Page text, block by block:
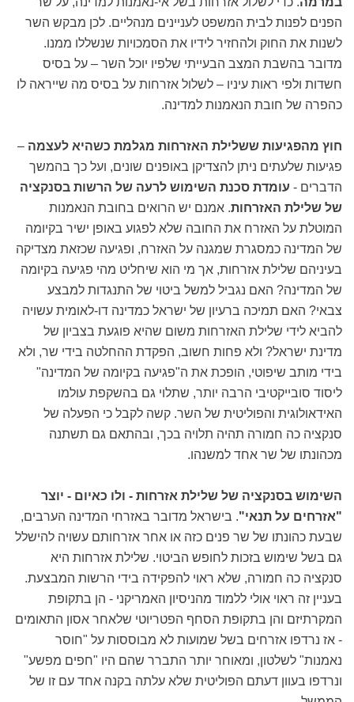
הפנים לפנות לבית המשפט לעניינים מנהליים. לכן מבקש השר
לשנות את החוק ולהחזיר לידיו את הסמכויות שנשללו ממנו.
מדובר בהשבת המצב הבעייתי שלפיו יוכל השר – על בסיס
חשדות ולפי ראות עיניו – לשלול אזרחות על בסיס מה שייראה לו
כהפרה של חובת הנאמנות למדינה.
חוץ מהפגיעות ששלילת האזרחות מגלמת כשהיא לעצמה –
פגיעות שלעתים ניתן להצדיקן באופנים שונים, ועל כך בהמשך
הדברים - עומדת סכנת השימוש לרעה של הרשות בסנקציה
של שלילת האזרחות. אמנם יש הרואים בחובת הנאמנות
המוטלת על האזרח את החובה שלא לפגוע באופן ישיר בקיומה
של המדינה כמסגרת שמגנה על האזרח, ופגיעה שכזאת מצדיקה
בעיניהם שלילת אזרחות, אך מי הוא שיחליט מהי פגיעה בקיומה
של המדינה? האם נגביל למשל ביטוי של התנגדות למבצע
צבאי? האם תמיכה ברעיון של ישראל כמדינה דו-לאומית עשויה
להביא לידי שלילת האזרחות משום שהיא פוגעת בצביון של
מדינת ישראל? ולא פחות חשוב, הפקדת ההחלטה בידי שר, ולא
בידי מותב שיפוטי, הופכת את ה"פגיעה בקיומה של המדינה"
ליסוד סובייקטיבי הרבה יותר, שתלוי גם בהשקפת עולמו
האידאולוגית והפוליטית של השר. קשה לקבל כי הפעלה של
סנקציה כה חמורה תהיה תלויה בכך, ובהתאם גם תשתנה
מכהונתו של שר אחד למשנהו.
השימוש בסנקציה של שלילת אזרחות - ולו כאיום - יוצר
"אזרחים על תנאי". בישראל מדובר באזרחי המדינה הערבים,
שבעת כהונתו של שר פנים כזה או אחר אזרחותם עשויה להישלל
גם בשל שימוש בזכות לחופש הביטוי. שלילת אזרחות היא
סנקציה כה חמורה, שלא ראוי להפקידה בידי הרשות המבצעת.
בעניין זה ראוי אולי ללמוד מהניסיון האמריקני - הן בתקופת
המקרתיזם והן בתקופת הסחף הפטריוטי שלאחר אסון התאומים
- אז נרדפו אזרחים בשל שמועות לא מבוססות על "חוסר
נאמנות" לשלטון, ומאוחר יותר התברר שהם היו "חפים מפשע"
ונרדפו בעוון דעתם הפוליטית שלא עלתה בקנה אחד עם זו של